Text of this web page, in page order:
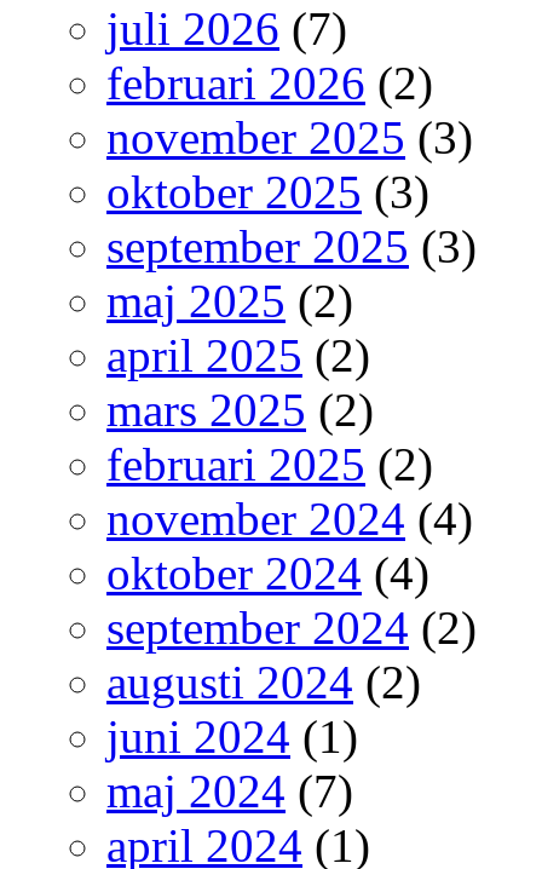
juli 2026 (7)
februari 2026 (2)
november 2025 (3)
oktober 2025 (3)
september 2025 (3)
maj 2025 (2)
april 2025 (2)
mars 2025 (2)
februari 2025 (2)
november 2024 (4)
oktober 2024 (4)
september 2024 (2)
augusti 2024 (2)
juni 2024 (1)
maj 2024 (7)
april 2024 (1)